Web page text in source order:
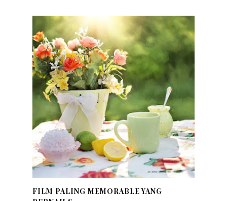
FILM PALING MEMORABLE YANG